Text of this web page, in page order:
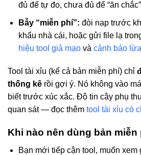
đủ để tự đo, chưa đủ để “ăn
Bẫy “miễn phí”: đòi nạp trước
khẩu nhà cái, hoặc gửi file lạ
hiệu tool giả mạovà cảnh báo
Tool tài xỉu (kể cả bản miễn phí) chỉ
thống kê rồi gợi ý. Nó không vào
biết trước xúc xắc. Độ tin cậy phụ
quan sát — đọc thêm tool tài xỉu có
Khi nào nên dùng bản
Bạn mới tiếp cận tool, muốn